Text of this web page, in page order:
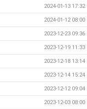
2024-01-13 17:32
2024-01-12 08:00
2023-12-23 09:36
2023-12-19 11:33
2023-12-18 13:14
2023-12-14 15:24
2023-12-12 09:04
2023-12-03 08:00